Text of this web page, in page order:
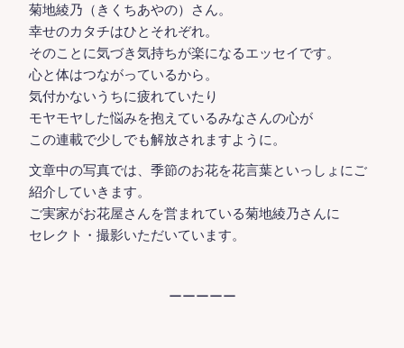
菊地綾乃（きくちあやの）さん。
幸せのカタチはひとそれぞれ。
そのことに気づき気持ちが楽になるエッセイです。
心と体はつながっているから。
気付かないうちに疲れていたり
モヤモヤした悩みを抱えているみなさんの心が
この連載で少しでも解放されますように。
文章中の写真では、季節のお花を花言葉といっしょにご
紹介していきます。
ご実家がお花屋さんを営まれている菊地綾乃さんに
セレクト・撮影いただいています。
ーーーーー